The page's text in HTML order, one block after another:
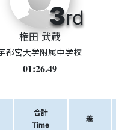
3rd
権田 武蔵
都宮大学附属中学校
01:26.49
合計
Time
差